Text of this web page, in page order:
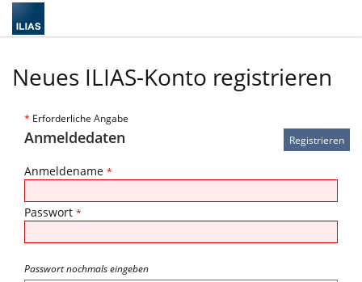
Neues ILIAS-Konto registrieren
* Erforderliche Angabe
Anmeldedaten
Anmeldename *
Passwort *
Passwort nochmals eingeben